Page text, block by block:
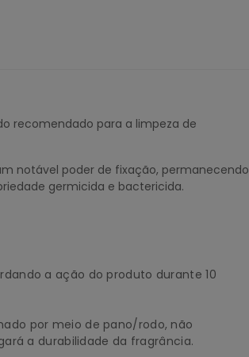
recomendado para a limpeza de
notável poder de fixação, permanecendo
germicida e bactericida.
a ação do produto durante 10
por meio de pano/rodo, não
a durabilidade da fragrância.